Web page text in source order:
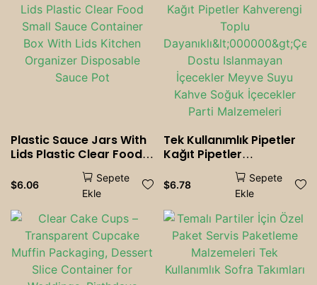
Plastic Sauce Jars With
Lids Plastic Clear Food
Small Sauce Container
Box With Lids Kitchen
Organizer Disposable
Sauce Pot
$6.06
Sepete
Ekle
Tek Kullanımlık Pipetler
Kağıt Pipetler
Kahverengi Toplu
Dayanıklı<000000>Çevr
e Dostu Islanmayan
İçecekler Meyve Suyu
Kahve Soğuk İçecekler
Parti Malzemeleri
$6.78
Sepete
Ekle